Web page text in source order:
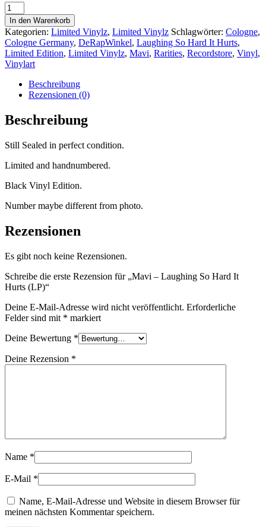
70.00 €50.00 €.
In den Warenkorb
Kategorien: Limited Vinylz, Limited Vinylz Schlagwörter: Cologne,
Cologne Germany, DeRapWinkel, Laughing So Hard It Hurts,
Limited Edition, Limited Vinylz, Mavi, Rarities, Recordstore, Vinyl,
Vinylart
Beschreibung
Rezensionen (0)
Beschreibung
Still Sealed in perfect condition.
Limited and handnumbered.
Black Vinyl Edition.
Number maybe different from photo.
Rezensionen
Es gibt noch keine Rezensionen.
Schreibe die erste Rezension für „Mavi – Laughing So Hard It
Hurts (LP)“
Deine E-Mail-Adresse wird nicht veröffentlicht. Erforderliche
Felder sind mit * markiert
Deine Bewertung *
Deine Rezension *
Name *
E-Mail *
Name, E-Mail-Adresse und Website in diesem Browser für
meinen nächsten Kommentar speichern.